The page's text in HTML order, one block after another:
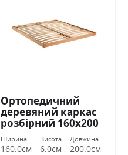
Ортопедичний
деревяний каркас
розбірний 160х200
Міромарк
Ширина
160.0см
Висота
6.0см
Довжина
200.0см